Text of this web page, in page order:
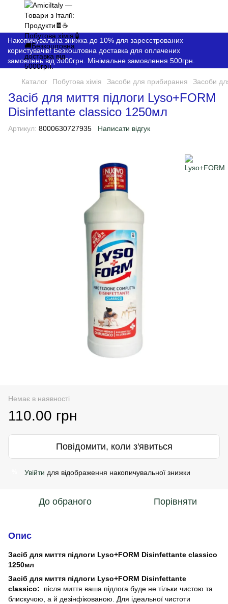
Накопичувальна знижка до 10% для зареєстрованих
користувачів! Безкоштовна доставка для оплачених
замовлень від 3000грн. Мінімальне замовлення 500грн.
Каталог Побутова хімія Засоби для прибирання Засоби
Засіб для миття підлоги Lyso+FORM
Disinfettante classico 1250мл
Артикул: 8000630727935 Написати відгук
Немає в наявності
110.00 грн
Повідомити, коли з'явиться
Увійти для відображення накопичувальної знижки
До обраного Порівняти
Опис
Засіб для миття підлоги Lyso+FORM Disinfettante classico
1250мл
Засіб для миття підлоги Lyso+FORM Disinfettante
classico:
після миття ваша підлога буде не тільки чистою та
блискучою, а й дезінфікованою. Для ідеальної чистоти